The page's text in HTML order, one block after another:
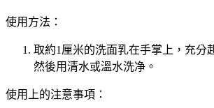
使用方法：
取約1厘米的洗面乳在手掌上，充分
然後用清水或溫水洗净。
使用上的注意事項：